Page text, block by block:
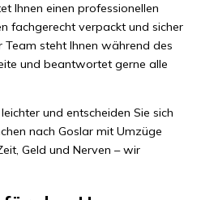
Ihnen einen professionellen
fachgerecht verpackt und sicher
steht Ihnen während des
und beantwortet gerne alle
und entscheiden Sie sich
nach Goslar mit Umzüge
Geld und Nerven – wir